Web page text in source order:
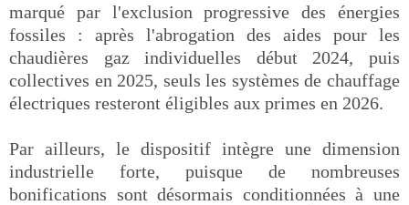
marqué par l'exclusion progressive des énergies
fossiles : après l'abrogation des aides pour les
chaudières gaz individuelles début 2024, puis
collectives en 2025, seuls les systèmes de chauffage
électriques resteront éligibles aux primes en 2026.
Par ailleurs, le dispositif intègre une dimension
industrielle forte, puisque de nombreuses
bonifications sont désormais conditionnées à une